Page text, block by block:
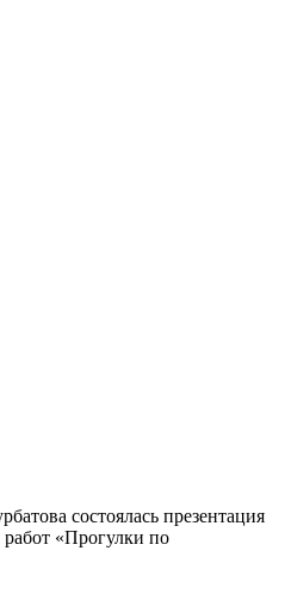
состоялась презентация
работ «Прогулки по